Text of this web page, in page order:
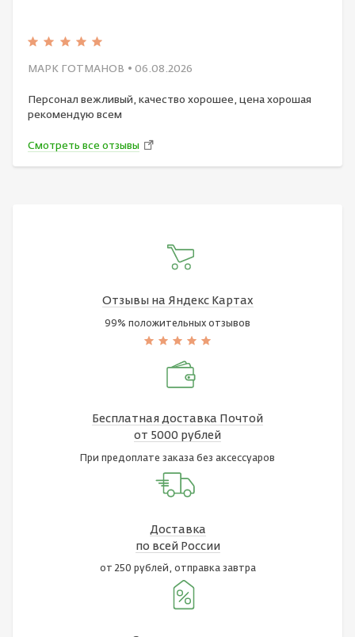
МАРК ГОТМАНОВ • 06.08.2026
Персонал вежливый, качество хорошее, цена хорошая
рекомендую всем
Смотреть все отзывы
Отзывы на Яндекс Картах
99% положительных отзывов
Бесплатная доставка Почтой
от 5000 рублей
При предоплате заказа без аксессуаров
Доставка
по всей России
от 250 рублей, отправка завтра